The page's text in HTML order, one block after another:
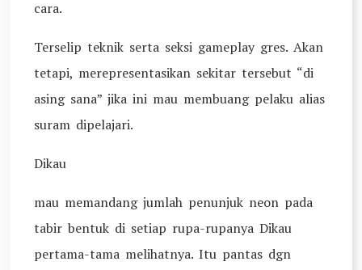
cara.
Terselip teknik serta seksi gameplay gres. Akan
tetapi, merepresentasikan sekitar tersebut “di
asing sana” jika ini mau membuang pelaku alias
suram dipelajari.
Dikau
mau memandang jumlah penunjuk neon pada
tabir bentuk di setiap rupa-rupanya Dikau
pertama-tama melihatnya. Itu pantas dgn